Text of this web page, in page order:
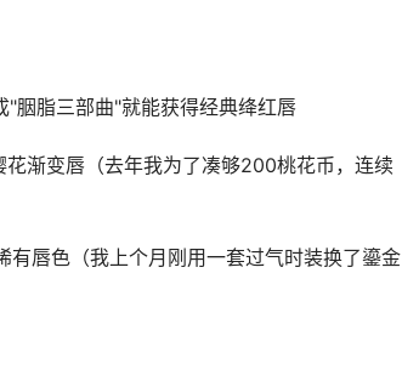
胭脂三部曲"就能获得经典绛红唇
渐变唇（去年我为了凑够200桃花币，连续
唇色（我上个月刚用一套过气时装换了鎏金